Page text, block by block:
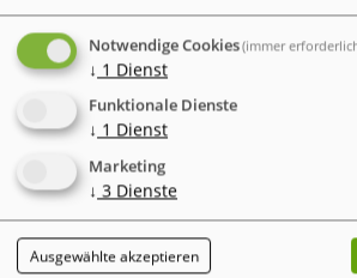
DMA eine bedeutende Zäsur für
Ökosystem
Notwendige Cookies(immer
↓ 1 Dienst
Funktionale Dienste
↓ 1 Dienst
Marketing
↓ 3 Dienste
Ausgewählte akzeptieren